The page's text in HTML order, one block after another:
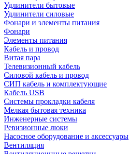
Удлинители бытовые
Удлинители силовые
Фонари и элементы питания
Фонари
Элементы питания
Кабель и провод
Витая пара
Телевизионный кабель
Силовой кабель и провод
СИП кабель и комплектующие
Кабель USB
Системы прокладки кабеля
Мелкая бытовая техника
Инженерные системы
Ревизионные люки
Насосное оборудование и аксессуары
Вентиляция